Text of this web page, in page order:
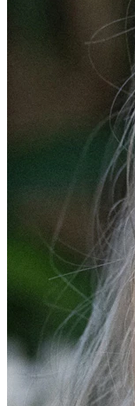
Conch
Daith